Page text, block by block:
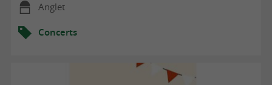
Anglet
Concerts